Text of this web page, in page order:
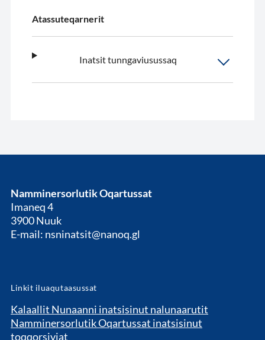
Atassuteqarnerit
Inatsit tunngaviusussaq
Namminersorlutik Oqartussat
Imaneq 4
3900 Nuuk
E-mail: nsninatsit@nanoq.gl
Linkit iluaqutaasussat
Kalaallit Nunaanni inatsisinut nalunaarutit
Namminersorlutik Oqartussat inatsisinut
toqqorsiviat